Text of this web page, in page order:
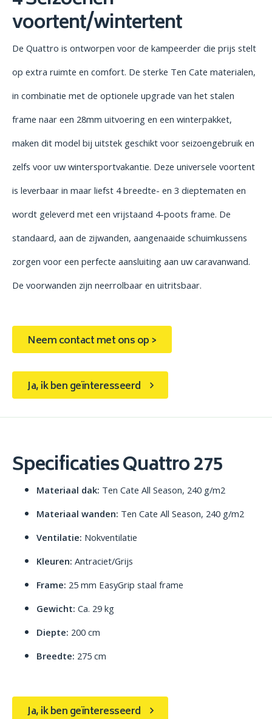
voortent/wintertent
De Quattro is ontworpen voor de kampeerder die prijs stelt
op extra ruimte en comfort. De sterke Ten Cate materialen,
in combinatie met de optionele upgrade van het stalen
frame naar een 28mm uitvoering en een winterpakket,
maken dit model bij uitstek geschikt voor seizoengebruik en
zelfs voor uw wintersportvakantie. Deze universele voortent
is leverbaar in maar liefst 4 breedte- en 3 dieptematen en
wordt geleverd met een vrijstaand 4-poots frame. De
standaard, aan de zijwanden, aangenaaide schuimkussens
zorgen voor een perfecte aansluiting aan uw caravanwand.
De voorwanden zijn neerrolbaar en uitritsbaar.
Neem contact met ons op >
Ja, ik ben geïnteresseerd
Specificaties Quattro 275
Materiaal dak: Ten Cate All Season, 240 g/m2
Materiaal wanden: Ten Cate All Season, 240 g/m2
Ventilatie: Nokventilatie
Kleuren: Antraciet/Grijs
Frame: 25 mm EasyGrip staal frame
Gewicht: Ca. 29 kg
Diepte: 200 cm
Breedte: 275 cm
Ja, ik ben geïnteresseerd